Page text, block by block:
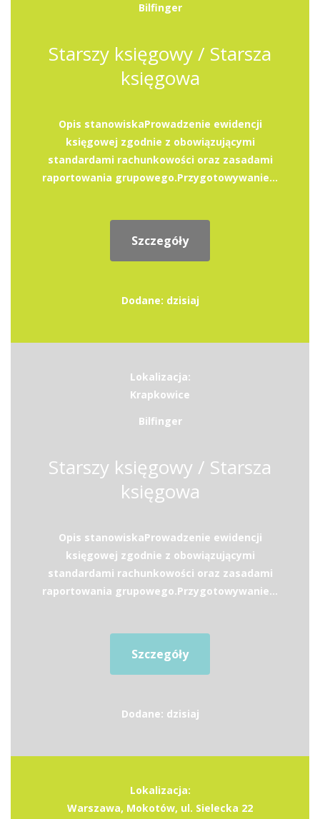
Bilfinger
Starszy księgowy / Starsza
księgowa
Opis stanowiskaProwadzenie ewidencji
księgowej zgodnie z obowiązującymi
standardami rachunkowości oraz zasadami
raportowania grupowego.Przygotowywanie...
Szczegóły
Dodane: dzisiaj
Lokalizacja:
Krapkowice
Bilfinger
Starszy księgowy / Starsza
księgowa
Opis stanowiskaProwadzenie ewidencji
księgowej zgodnie z obowiązującymi
standardami rachunkowości oraz zasadami
raportowania grupowego.Przygotowywanie...
Szczegóły
Dodane: dzisiaj
Lokalizacja:
Warszawa, Mokotów, ul. Sielecka 22